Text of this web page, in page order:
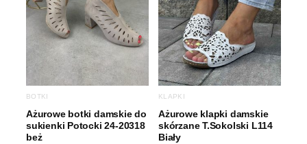
BOTKI
Ażurowe botki damskie do
sukienki Potocki 24-20318
beż
KLAPKI
Ażurowe klapki damskie
skórzane T.Sokolski L114
Biały